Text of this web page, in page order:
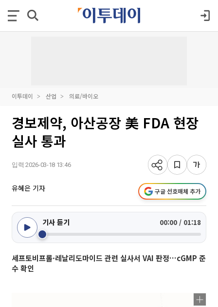
이투데이 산업 의료/바이오
경보제약, 아산공장 美 FDA 현장
실사 통과
입력 2026-03-18 13:46
유혜은 기자 구글 선호매체 추가
기사 듣기 00:00 / 01:18
세프토비프롤·레날리도마이드 관련 실사서 VAI 판정…cGMP 준
수 확인